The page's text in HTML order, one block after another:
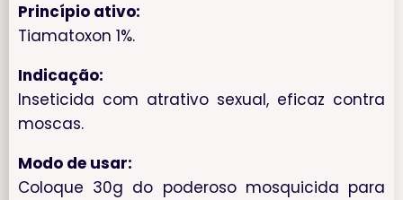
Princípio ativo:
Tiamatoxon 1%.
Indicação:
Inseticida com atrativo sexual, eficaz contra
moscas.
Modo de usar:
Coloque 30g do poderoso mosquicida para